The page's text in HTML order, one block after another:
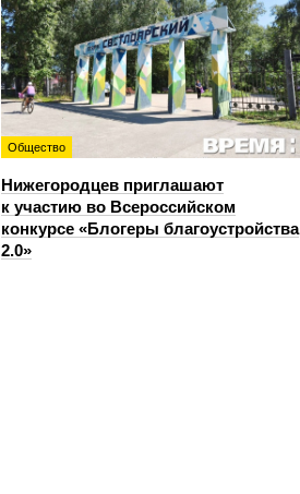
Общество
Нижегородцев приглашают
к участию во Всероссийском
конкурсе «Блогеры благоустройства
2.0»